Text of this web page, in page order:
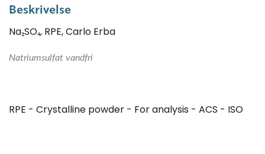
Beskrivelse
Na₂SO₄, RPE, Carlo Erba
Natriumsulfat vandfri
RPE - Crystalline powder - For analysis - ACS - ISO